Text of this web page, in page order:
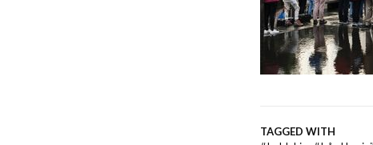
TAGGED WITH